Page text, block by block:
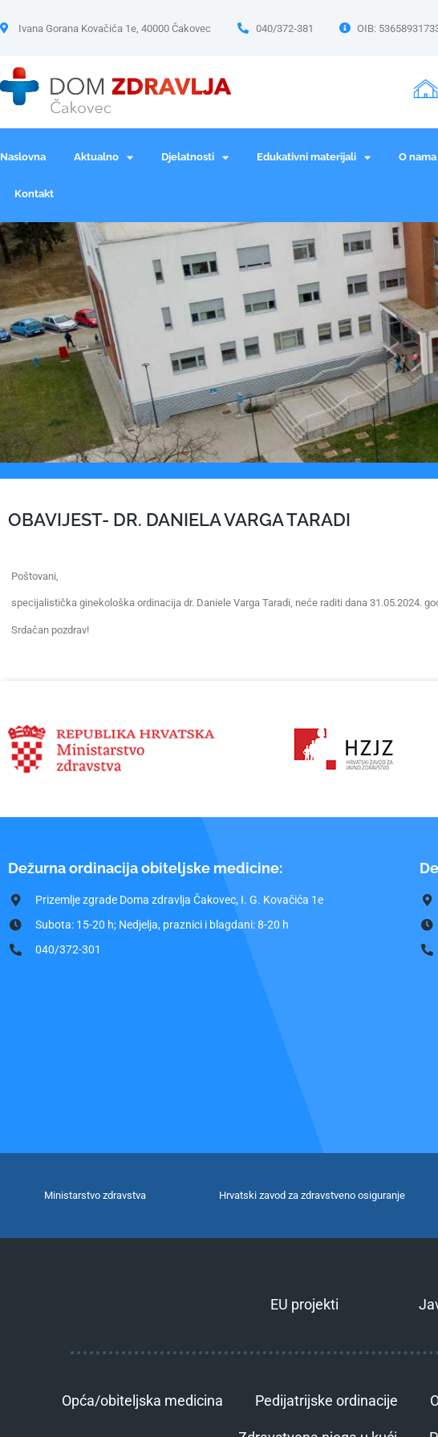
Ivana Gorana Kovačića 1e, 40000 Čakovec 040/372-381 OIB:
Naslovna Aktualno Djelatnosti Edukativni materijali O nama
Kontakt
OBAVIJEST- DR. DANIELA VARGA TARADI
Poštovani,
specijalistička ginekološka ordinacija dr. Daniele Varga Taradi, neće raditi dana 31.05.2024.
Srdačan pozdrav!
Dežurna ordinacija obiteljske medicine:
Prizemlje zgrade Doma zdravlja Čakovec, I. G. Kovačića 1e
Subota: 15-20 h; Nedjelja, praznici i blagdani: 8-20 h
040/372-301
Ministarstvo zdravstva Hrvatski zavod za zdravstveno osiguranje
EU projekti
Opća/obiteljska medicina Pedijatrijske ordinacije